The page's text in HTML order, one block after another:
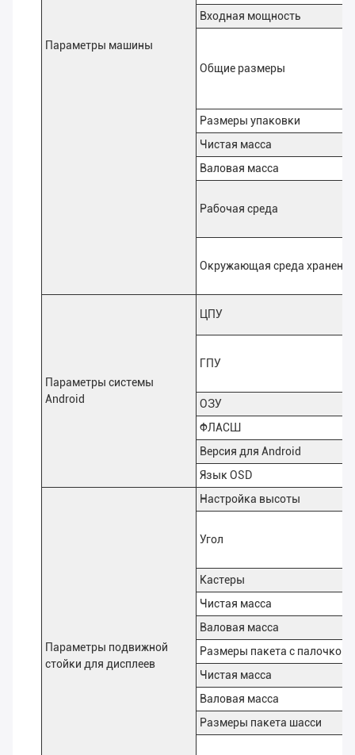
Параметры машины
Входная мощность
Общие размеры
Размеры упаковки
Чистая масса
Валовая масса
Рабочая среда
Окружающая среда хранения
Параметры системы
Android
ЦПУ
ГПУ
ОЗУ
ФЛАСШ
Версия для Android
Язык OSD
Параметры подвижной
стойки для дисплеев
Настройка высоты
Угол
Кастеры
Чистая масса
Валовая масса
Размеры пакета с палочкой
Чистая масса
Валовая масса
Размеры пакета шасси